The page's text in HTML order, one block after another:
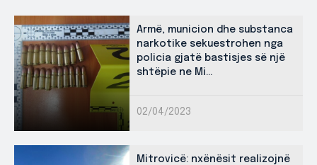
Armë, municion dhe substanca
narkotike sekuestrohen nga
policia gjatë bastisjes së një
shtëpie ne Mi...
02/04/2023
Mitrovicë: nxënësit realizojnë